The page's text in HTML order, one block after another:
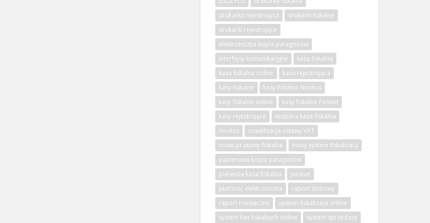
drukarka rejestrująca
drukarki fiskalne
drukarki rejestrujące
elektroniczna kopia paragonów
interfejsy komunikacyjne
kasa fiskalna
kasa fiskalna online
kasa rejestrująca
kasy fiskalne
kasy fiskalne Novitus
kasy fiskalne online
kasy fiskalne Posnet
kasy rejestrujące
mobilna kasa fiskalna
novitus
nowelizacja ustawy VAT
nowe przepisy fiskalne
nowy system fiskalizacji
papierowa kopia paragonów
pierwsza kasa fiskalna
posnet
płatność elektroniczna
raport dobowy
raport miesięczny
system fiskalizacji online
system kas fiskalnych online
system sprzedaży